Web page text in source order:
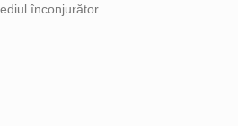
înconjurător.